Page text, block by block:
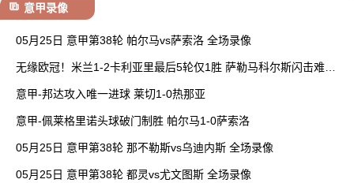
意甲录像
05月25日 意甲第38轮 帕尔马vs萨索洛 全场录像
无缘欧冠！米兰1-2卡利亚里最后5轮仅1胜 萨勒马科尔斯闪击难救
意甲-邦达攻入唯一进球 莱切1-0热那亚
意甲-佩莱格里诺头球破门制胜 帕尔马1-0萨索洛
05月25日 意甲第38轮 那不勒斯vs乌迪内斯 全场录像
05月25日 意甲第38轮 都灵vs尤文图斯 全场录像